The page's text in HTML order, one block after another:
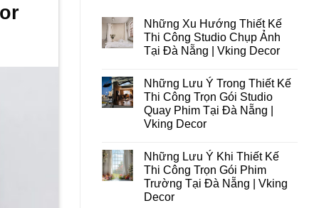
Những Xu Hướng Thiết Kế
Thi Công Studio Chụp Ảnh
Tại Đà Nẵng | Vking Decor
bình
luận
ở
Những
Xu
Hướng
Thi
Công
Studio
Chụp
Ảnh
Tại
Những Lưu Ý Trong Thiết Kế
Thi Công Trọn Gói Studio
Quay Phim Tại Đà Nẵng |
Vking Decor
bình
luận
ở
Những
Lưu
Ý
Những Lưu Ý Khi Thiết Kế
Thi Công Trọn Gói Phim
Trường Tại Đà Nẵng | Vking
Decor